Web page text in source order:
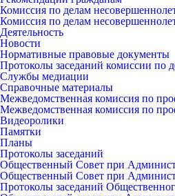
Комиссия по делам
Комиссия по делам
Деятельность
Новости
Нормативные правовые документы
Протоколы заседаний комиссии по
Службы медиации
Справочные материалы
Межведомственная комиссия по
Межведомственная комиссия по
Видеоролики
Памятки
Планы
Протоколы заседаний
Общественный Совет при
Общественный Совет при
Протоколы заседаний